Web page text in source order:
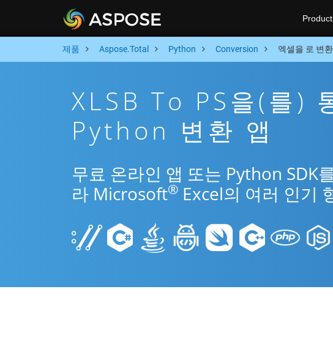
제품 Aspose.Total Python Conversion 엑셀을 로 변
XLSB To PS을(를)
Python 변환 앱
무료 온라인 앱 또는 Python SDK
라 Microsoft® Excel의 여러 인기